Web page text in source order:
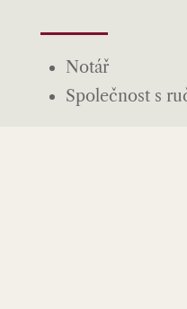
Notář
Společnost s